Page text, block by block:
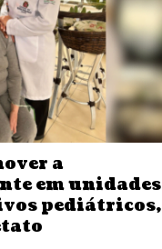
a
em unidades
pediátricos,